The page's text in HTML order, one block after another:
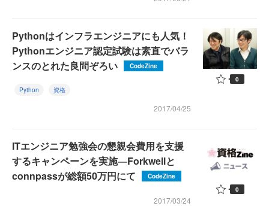
Pythonはインフラエンジニアにも人気！
Pythonエンジニア認定試験は素直でバラ
ンスのとれた良問ぞろい
CodeZine
Python 資格
2017/04/25
0
ITエンジニア勉強会の懇親会費用を支援
するキャンペーンを実施―Forkwellと
connpassが総額50万円にて
CodeZine
2017/03/24
0